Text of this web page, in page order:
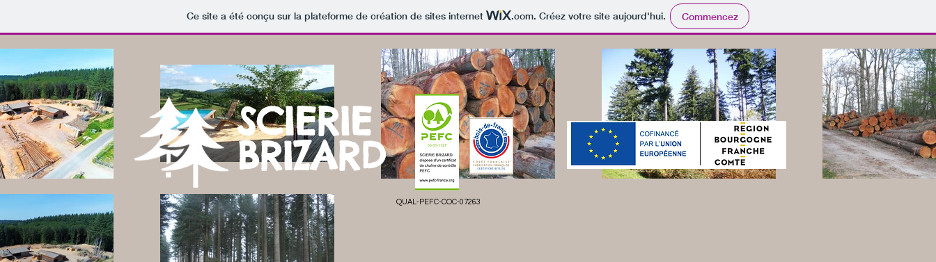
Ce site a été conçu sur la plateforme de création de sites internet .com. Créez votre site aujourd'hui. Commencez
SCIERIE
BRIZARD
QUAL-PEFC-COC-07263